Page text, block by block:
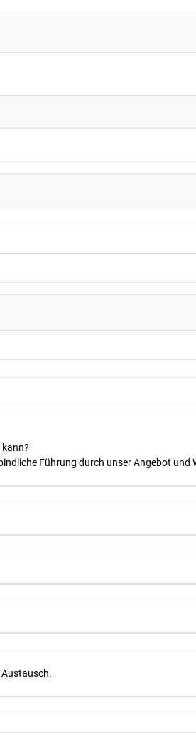
Führung durch unser Angebot und
Austausch.